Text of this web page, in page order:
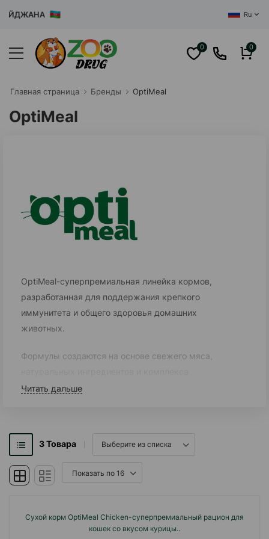
Ru
0 0
Главная cтраница Бренды OptiMeal
OptiMeal
OptiMeal-суперпремиальная линейка кормов,
разработанная для поддержания крепкого
иммунитета и общего здоровья домашних
животных.
Формулы создаются на основе свежего мяса,
Immunity Support Mix, который способствует
Продукция бренда разрабатывается
ветеринарными экспертами с учётом
физиологических потребностей животных
Каждый рацион содержит
высококачественный белок, пробиотики,
Читать дальше
3Товара
Сухой корм OptiMeal Chicken-суперпремиальный рацион для
кошек со вкусом курицы..